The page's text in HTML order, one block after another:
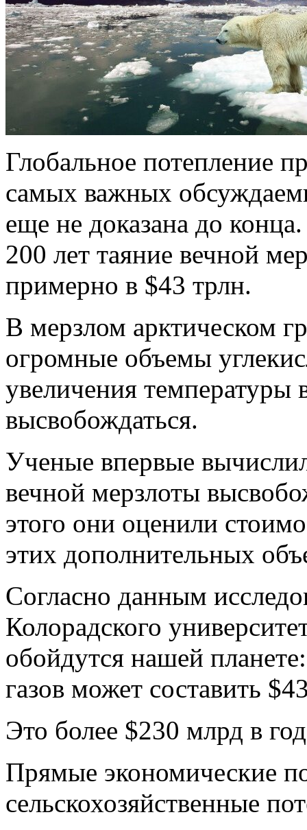
Глобальное потепление
самых важных
еще не доказана до
200 лет таяние вечной
примерно в $43 трлн.
В мерзлом арктическом
огромные объемы
увеличения температуры
высвобождаться.
Ученые впервые
вечной мерзлоты
этого они оценили
этих дополнительных
Согласно данным
Колорадского
обойдутся нашей
газов может составить
Это более $230 млрд в
Прямые экономические
сельскохозяйственные